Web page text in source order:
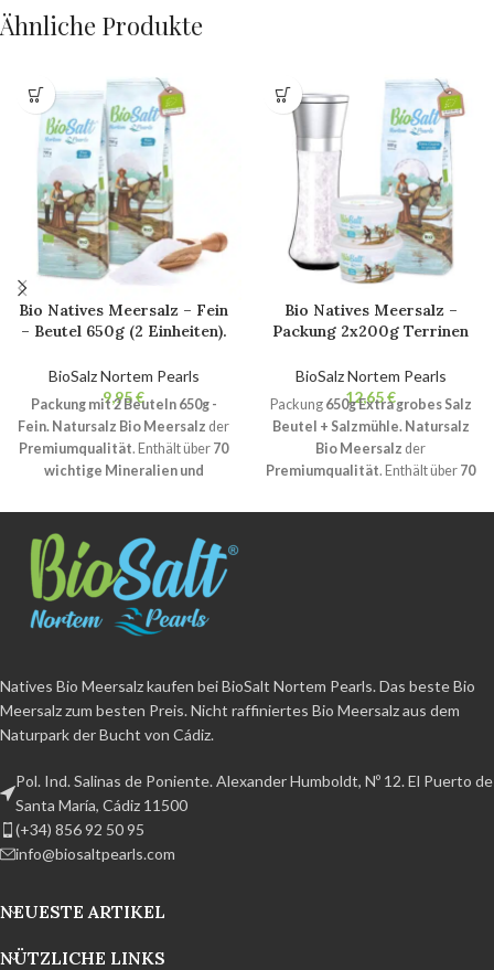
Ähnliche Produkte
Bio Natives Meersalz – Fein
– Beutel 650g (2 Einheiten).
Gourmetsalz. Nicht
raffiniert. Ohne
Zusatzstoffe.
BioSalz Nortem Pearls
€
Packung mit 2 Beuteln 650g -
Fein. Natursalz Bio Meersalz der
Premiumqualität. Enthält über 70
wichtige Mineralien und
Kristallisationund Benetzung
weniger als 2%
Nicht raffiniert
ohne Zusatzstoffe und ohne
Trennmittel.Bio-Produkt
zertifiziert
BPA-frei und 100%
recycelbar Handarbeitsprodukt aus
Bio Natives Meersalz –
Packung 2x200g Terrinen
Grobes Salzmühlen + Mühle.
100% natürliches Bio-
Gourmetsalz. Nicht
raffiniert. Ohne
Zusatzstoffe.
BioSalz Nortem Pearls
€
Packung 650g Extra grobes Salz
Beutel + Salzmühle. Natursalz
Bio Meersalz der
Premiumqualität. Enthält über 70
Spurenelemente.Natürliche
Cádiz.
Natives Bio Meersalz kaufen bei BioSalt Nortem Pearls. Das beste Bio
Meersalz zum besten Preis. Nicht raffiniertes Bio Meersalz aus dem
Naturpark der Bucht von Cádiz.
Pol. Ind. Salinas de Poniente. Alexander Humboldt, Nº 12. El Puerto de
Santa María, Cádiz 11500
(+34) 856 92 50 95
info@biosaltpearls.com
NEUESTE ARTIKEL
NÜTZLICHE LINKS